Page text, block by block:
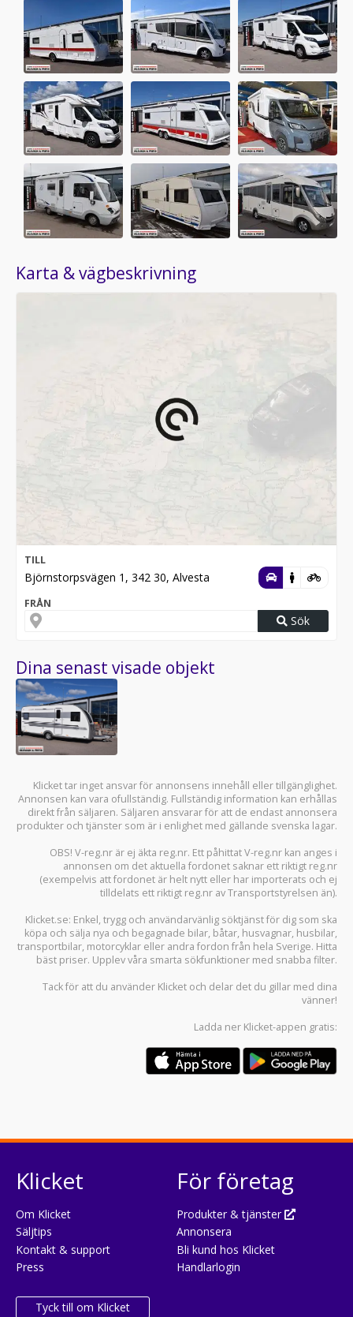
Karta & vägbeskrivning
TILL
Björnstorpsvägen 1, 342 30, Alvesta
FRÅN
Sök
Dina senast visade objekt
Klicket tar inget ansvar för annonsens innehåll eller tillgänglighet.
Annonsen kan vara ofullständig. Fullständig information kan erhållas
direkt från säljaren. Säljaren ansvarar för att de endast annonsera
produkter och tjänster som är i enlighet med gällande svenska lagar.
OBS! V-reg.nr är ej äkta reg.nr. Ett påhittat V-reg.nr kan anges i
annonsen om det aktuella fordonet saknar ett riktigt reg.nr
(exempelvis att fordonet är helt nytt eller har importerats och ej
tilldelats ett riktigt reg.nr av Transportstyrelsen än).
Klicket.se: Enkel, trygg och användarvänlig söktjänst för dig som ska
köpa och sälja nya och begagnade bilar, båtar, husvagnar, husbilar,
transportbilar, motorcyklar eller andra fordon från hela Sverige. Hitta
bäst priser. Upplev våra smarta sökfunktioner med snabba filter.
Tack för att du använder Klicket och delar det du gillar med dina
vänner!
Ladda ner Klicket-appen gratis:
Klicket
Om Klicket
Säljtips
Kontakt & support
Press
Tyck till om Klicket
För företag
Produkter & tjänster
Annonsera
Bli kund hos Klicket
Handlarlogin